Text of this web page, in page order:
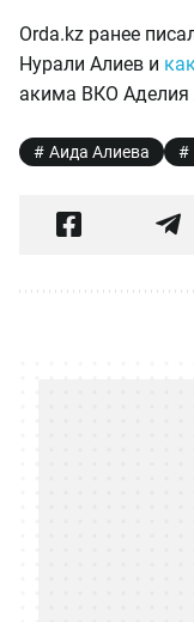
Orda.kz ранее
Нурали Алиев и
акима ВКО Аделия
Аида Алиева